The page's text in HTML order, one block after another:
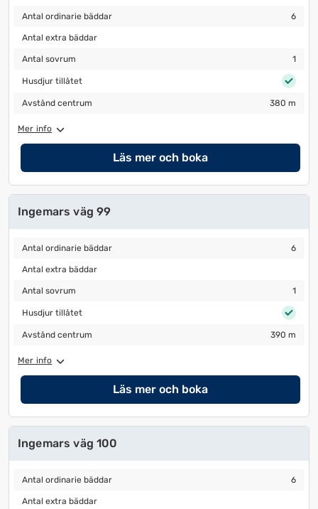
Antal ordinarie bäddar
Antal ordinarie bäddar 6
Antal extra bäddar
Antal extra bäddar
Antal sovrum
Antal sovrum 1
Husdjur tillåtet
Husdjur tillåtet
Avstånd centrum
Avstånd centrum 380 m
Mer info
Läs mer och boka
Ingemars väg 99
Antal ordinarie bäddar
Antal ordinarie bäddar 6
Antal extra bäddar
Antal extra bäddar
Antal sovrum
Antal sovrum 1
Husdjur tillåtet
Husdjur tillåtet
Avstånd centrum
Avstånd centrum 390 m
Mer info
Läs mer och boka
Ingemars väg 100
Antal ordinarie bäddar
Antal ordinarie bäddar 6
Antal extra bäddar
Antal extra bäddar